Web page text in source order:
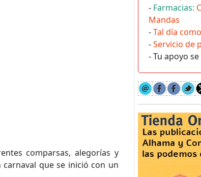
comparsas, alegorías y
que se inició con un
- Farmacias:
Mandas
-Tal día
-Servicio de
- Tu apoyo